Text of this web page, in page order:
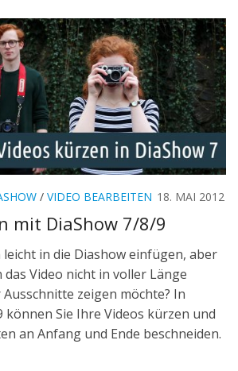
/ VIDEO BEARBEITEN 18. MAI 2012
mit DiaShow 7/8/9
leicht in die Diashow einfügen, aber
das Video nicht in voller Länge
zeigen möchte? In
können Sie Ihre Videos kürzen und
an Anfang und Ende beschneiden.